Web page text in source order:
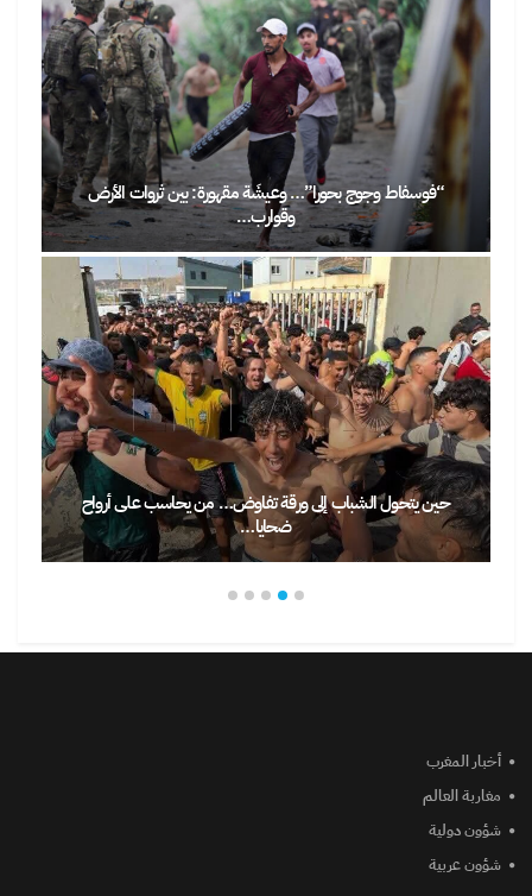
“فوسفاط وجوج بحورا”… وعيشَة مقهورة: بين ثروات الأرض
وقوارب…
حين يتحول الشباب إلى ورقة تفاوض… من يحاسب على أرواح
ضحايا…
لو
حين
أخبار المغرب
مغاربة العالم
شؤون دولية
شؤون عربية